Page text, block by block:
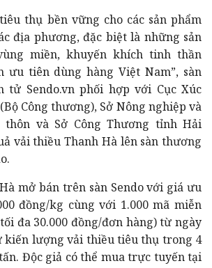
thụ bền vững cho các sản phẩm
địa phương, đặc biệt là những sản
miền, khuyến khích tinh thần
ưu tiên dùng hàng Việt Nam”, sàn
tử Sendo.vn phối hợp với Cục Xúc
Công thương), Sở Nông nghiệp và
và Sở Công Thương tỉnh Hải
vải thiều Thanh Hà lên sàn thương
mở bán trên sàn Sendo với giá ưu
đồng/kg cùng với 1.000 mã miễn
đa 30.000 đồng/đơn hàng) từ ngày
kiến lượng vải thiều tiêu thụ trong 4
Độc giả có thể mua trực tuyến tại